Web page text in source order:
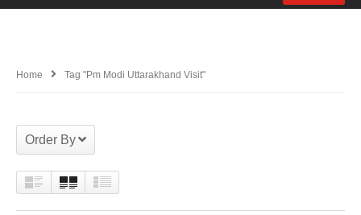
Home Tag "pm Modi Uttarakhand Visit"
Order By